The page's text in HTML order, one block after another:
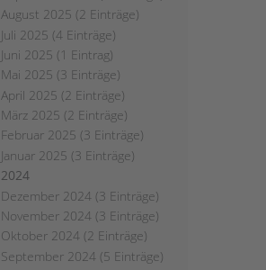
August 2025 (2 Einträge)
Juli 2025 (4 Einträge)
Juni 2025 (1 Eintrag)
Mai 2025 (3 Einträge)
April 2025 (2 Einträge)
März 2025 (2 Einträge)
Februar 2025 (3 Einträge)
Januar 2025 (3 Einträge)
2024
Dezember 2024 (3 Einträge)
November 2024 (3 Einträge)
Oktober 2024 (2 Einträge)
September 2024 (5 Einträge)